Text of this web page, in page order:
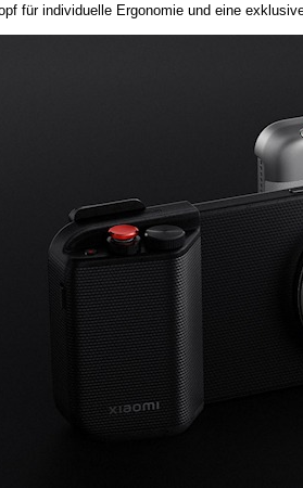
für individuelle Ergonomie und eine